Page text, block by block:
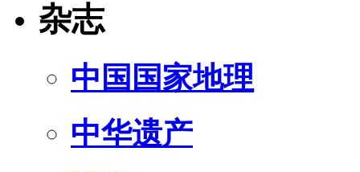
杂志
中国国家地理
中华遗产